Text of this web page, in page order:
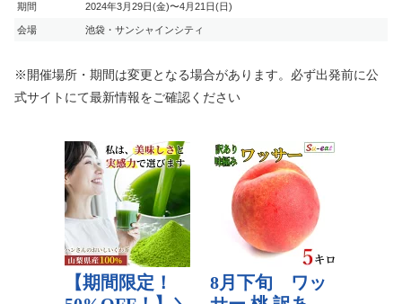
期間 2024年3月29日(金)〜4月21日(日)
会場 池袋・サンシャインシティ
※開催場所・期間は変更となる場合があります。必ず出発前に公
式サイトにて最新情報をご確認ください